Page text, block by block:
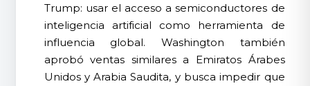
Trump: usar el acceso a semiconductores de
inteligencia artificial como herramienta de
influencia global. Washington también
aprobó ventas similares a Emiratos Árabes
Unidos y Arabia Saudita, y busca impedir que